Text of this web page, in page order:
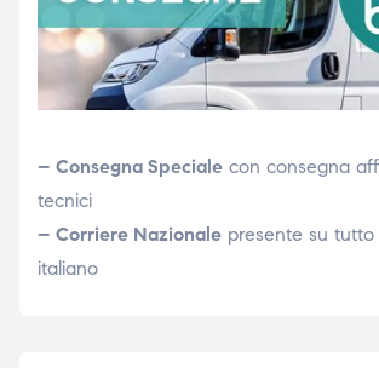
– Consegna Specialecon consegna
tecnici
– Corriere Nazionalepresente su tutto
italiano